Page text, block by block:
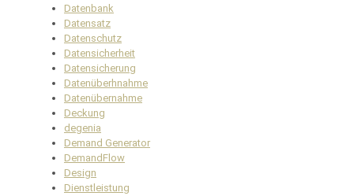
Datenbank
Datensatz
Datenschutz
Datensicherheit
Datensicherung
Datenüberhnahme
Datenübernahme
Deckung
degenia
Demand Generator
DemandFlow
Design
Dienstleistung